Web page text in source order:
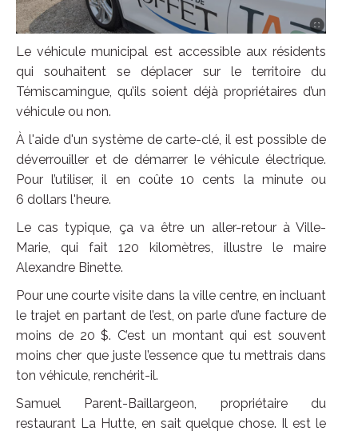
Le véhicule municipal est accessible aux résidents
qui souhaitent se déplacer sur le territoire du
Témiscamingue, qu’ils soient déjà propriétaires d’un
véhicule ou non.
À l'aide d'un système de carte-clé, il est possible de
déverrouiller et de démarrer le véhicule électrique.
Pour l’utiliser, il en coûte 10 cents la minute ou
6 dollars l'heure.
Le cas typique, ça va être un aller-retour à Ville-
Marie, qui fait 120 kilomètres, illustre le maire
Alexandre Binette.
Pour une courte visite dans la ville centre, en incluant
le trajet en partant de l’est, on parle d’une facture de
moins de 20 $. C’est un montant qui est souvent
moins cher que juste l’essence que tu mettrais dans
ton véhicule, renchérit-il.
Samuel Parent-Baillargeon, propriétaire du
restaurant La Hutte, en sait quelque chose. Il est le